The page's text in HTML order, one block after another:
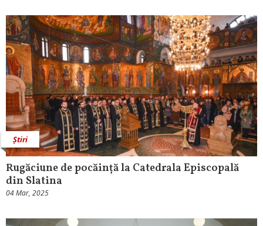
Știri
Rugăciune de pocăință la Catedrala Episcopală
din Slatina
04 Mar, 2025